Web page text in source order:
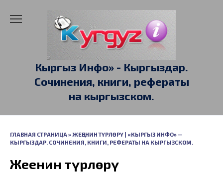
Кыргыз Инфо» - Кыргыздар.
Сочинения, книги, рефераты
на кыргызском.
ГЛАВНАЯ СТРАНИЦА» ЖЕҢЕНИН ТҮРЛӨРҮ | «КЫРГЫЗ ИНФО» —
КЫРГЫЗДАР. СОЧИНЕНИЯ, КНИГИ, РЕФЕРАТЫ НА КЫРГЫЗСКОМ.
Жеңенин түрлөрү